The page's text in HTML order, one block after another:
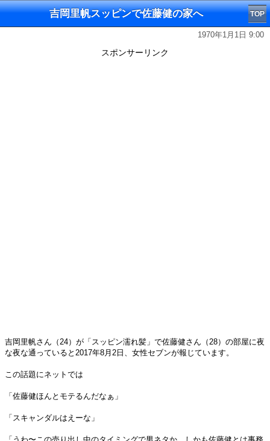
吉岡里帆スッピンで佐藤健の家へ TOP
1970年1月1日 9:00
スポンサーリンク
吉岡里帆さん（24）が「スッピン濡れ髪」で佐藤健さん（28）の部屋に夜
な夜な通っていると2017年8月2日、女性セブンが報じています。
この話題にネットでは
「佐藤健ほんとモテるんだなぁ」
「スキャンダルはえーな」